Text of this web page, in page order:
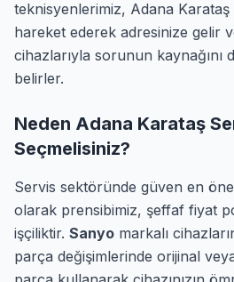
teknisyenlerimiz, Adana Karataş
hareket ederek adresinize gelir
cihazlarıyla sorunun kaynağını
belirler.
Neden Adana Karataş
Seçmelisiniz?
Servis sektöründe güven en
olarak prensibimiz, şeffaf fiyat
işçiliktir. Sanyo markalı
parça değişimlerinde orijinal